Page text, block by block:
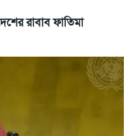
রাবাব ফাতিমা